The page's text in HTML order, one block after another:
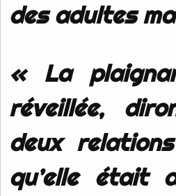
des adultes
« La
réveillée,
deux
qu’elle était